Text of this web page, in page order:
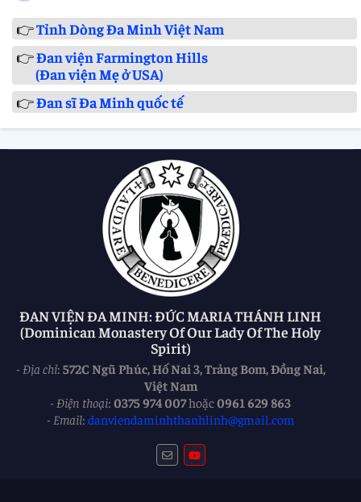
👉Tỉnh Dòng Đa Minh Việt Nam
👉Đan viện Farmington Hills
(Đan viện Mẹ ở USA)
👉Đan sĩ Đa Minh quốc tế
ĐAN VIỆN ĐA MINH: ĐỨC MARIA THÁNH LINH
(Dominican Monastery Of Our Lady Of The Holy
Spirit)
- Địa chỉ: 572C Ngũ Phúc, Hố Nai 3, Trảng Bom, Đồng Nai,
Việt Nam
- Điện thoại: 0375 974 007hoặc0961 629 863
- Email: danviendaminhthanhlinh@gmail.com